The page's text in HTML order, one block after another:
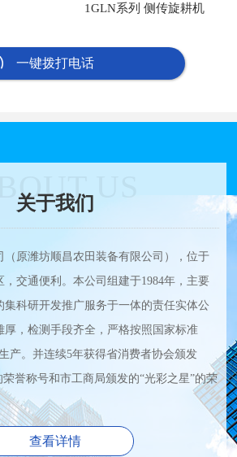
1GLN系列 侧传旋耕机
一键拨打电话
US
关于我们
（原潍坊顺昌农田装备有限公司），位于
交通便利。本公司组建于1984年，主要
集科研开发推广服务于一体的责任实体公
厚，检测手段齐全，严格按照国家标准
产。并连续5年获得省消费者协会颁发
荣誉称号和市工商局颁发的“光彩之星”的荣
查看详情